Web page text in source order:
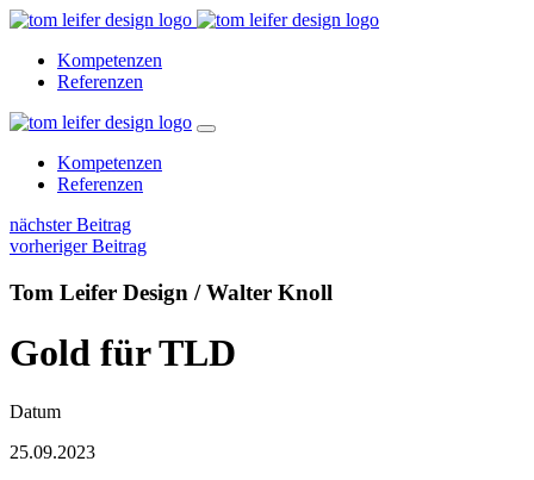
Kompetenzen
Referenzen
Kompetenzen
Referenzen
nächster Beitrag
vorheriger Beitrag
Tom Leifer Design / Walter Knoll
Gold für TLD
Datum
25.09.2023